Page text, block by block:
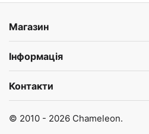
Магазин
Інформація
Контакти
© 2010 - 2026 Chameleon.